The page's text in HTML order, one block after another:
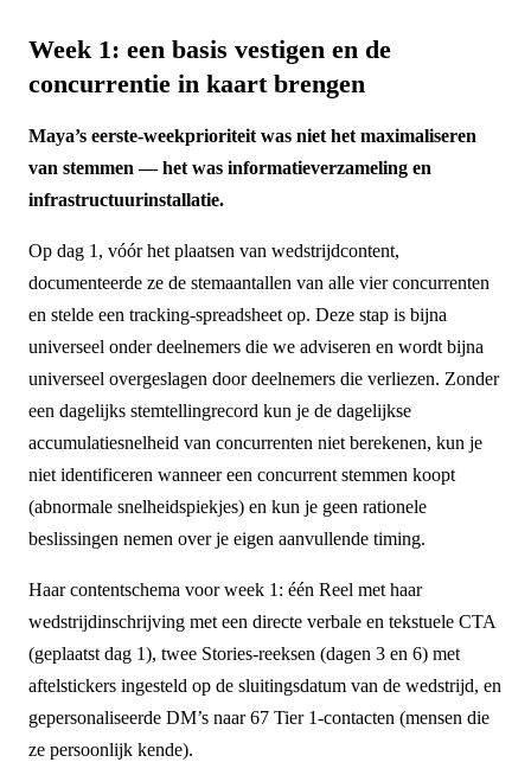
Week 1: een basis vestigen en de
concurrentie in kaart brengen
Maya’s eerste-weekprioriteit was niet het maximaliseren
van stemmen — het was informatieverzameling en
infrastructuurinstallatie.
Op dag 1, vóór het plaatsen van wedstrijdcontent,
documenteerde ze de stemaantallen van alle vier concurrenten
en stelde een tracking-spreadsheet op. Deze stap is bijna
universeel onder deelnemers die we adviseren en wordt bijna
universeel overgeslagen door deelnemers die verliezen. Zonder
een dagelijks stemtellingrecord kun je de dagelijkse
accumulatiesnelheid van concurrenten niet berekenen, kun je
niet identificeren wanneer een concurrent stemmen koopt
(abnormale snelheidspiekjes) en kun je geen rationele
beslissingen nemen over je eigen aanvullende timing.
Haar contentschema voor week 1: één Reel met haar
wedstrijdinschrijving met een directe verbale en tekstuele CTA
(geplaatst dag 1), twee Stories-reeksen (dagen 3 en 6) met
aftelstickers ingesteld op de sluitingsdatum van de wedstrijd, en
gepersonaliseerde DM’s naar 67 Tier 1-contacten (mensen die
ze persoonlijk kende).